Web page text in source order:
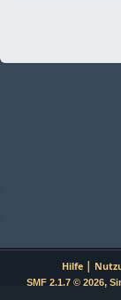
Hilfe|
SMF 2.1.7 © 2026,